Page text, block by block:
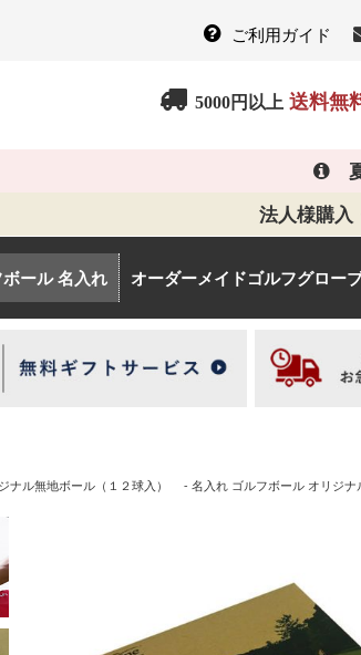
ご利用ガイド
5000円以上 送料無
法人様購
ボール 名入れ オーダーメイドゴルフグローブ
ナル無地ボール（１２球入） - 名入れ ゴルフボール オリジナ